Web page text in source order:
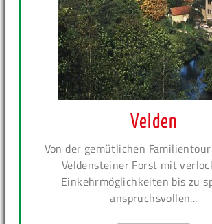
Velden
Von der gemütlichen
Veldensteiner Forst mit
Einkehrmöglichkeiten bis zu
anspruchsvollen...